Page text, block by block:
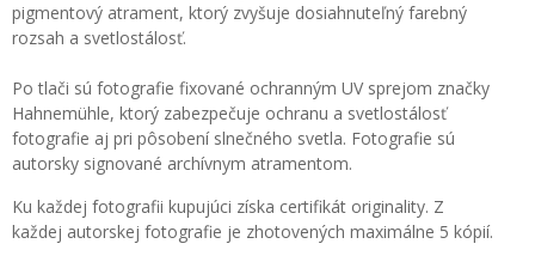
pigmentový atrament, ktorý zvyšuje dosiahnuteľný farebný
rozsah a svetlostálosť.
Po tlači sú fotografie fixované ochranným UV sprejom značky
Hahnemühle, ktorý zabezpečuje ochranu a svetlostálosť
fotografie aj pri pôsobení slnečného svetla. Fotografie sú
autorsky signované archívnym atramentom.
Ku každej fotografii kupujúci získa certifikát originality. Z
každej autorskej fotografie je zhotovených maximálne 5 kópií.